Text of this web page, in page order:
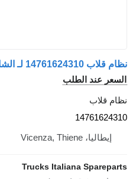
السعر عند الطلب
نظام قلاب
14761624310
إيطاليا، Vicenza, Thiene
Trucks Italiana Spareparts